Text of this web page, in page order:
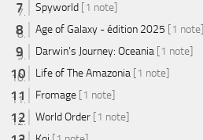
Spyworld [1 note]
Age of Galaxy - édition 2025 [1 note]
Darwin's Journey: Oceania [1 note]
Life of The Amazonia [1 note]
Fromage [1 note]
World Order [1 note]